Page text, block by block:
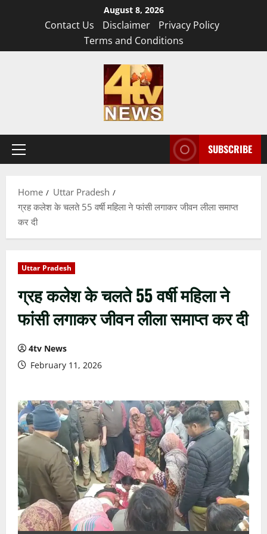
August 8, 2026
Contact Us Disclaimer
Privacy Policy
Terms and Conditions
Primary
SUBSCRIBE
Home
Uttar Pradesh
ग्रह कलेश के चलते 55 वर्षी महिला ने फांसी लगाकर जीवन लीला समाप्त
कर दी
Uttar Pradesh
ग्रह कलेश के चलते 55 वर्षी महिला ने
फांसी लगाकर जीवन लीला समाप्त कर दी
4tv News
February 11, 2026